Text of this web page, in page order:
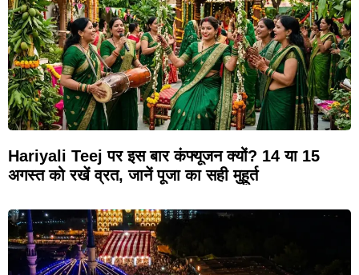
Hariyali Teej पर इस बार कंफ्यूजन क्यों? 14 या 15
अगस्त को रखें व्रत, जानें पूजा का सही मुहूर्त